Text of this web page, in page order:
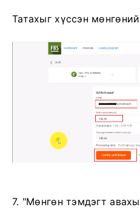
Татахыг хүссэн
7. "Мөнгөн тэмдэгт